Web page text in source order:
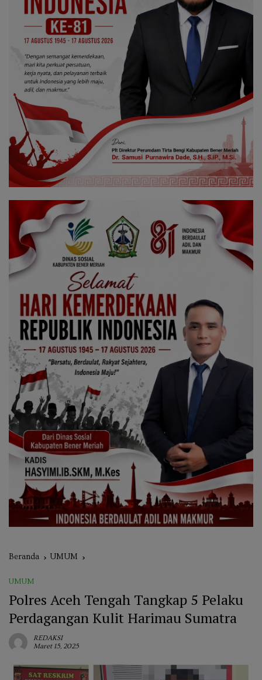
Beranda UMUM
UMUM
Polres Aceh Tengah Tangkap 5 Pelaku
Perdagangan Kulit Harimau Sumatra
REDAKSI
Maret 15, 2025